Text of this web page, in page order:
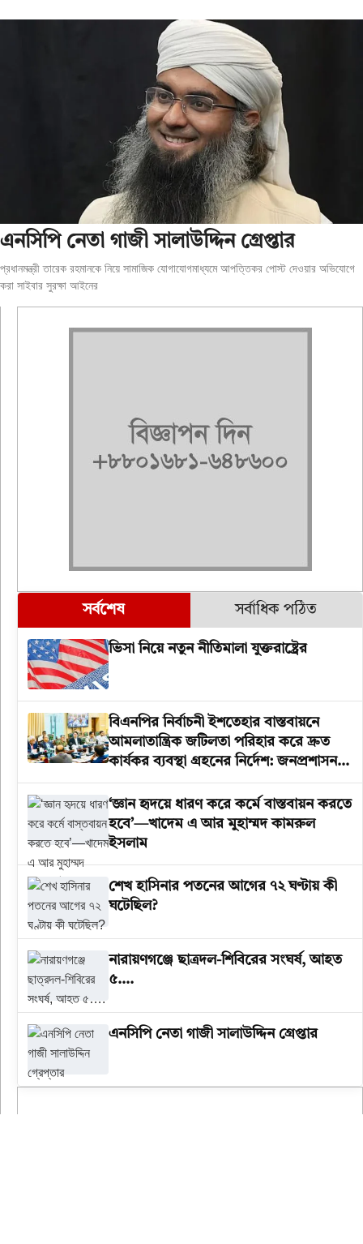
এনসিপি নেতা গাজী সালাউদ্দিন গ্রেপ্তার
প্রধানমন্ত্রী তারেক রহমানকে নিয়ে সামাজিক যোগাযোগমাধ্যমে আপত্তিকর পোস্ট দেওয়ার অভিযোগে
করা সাইবার সুরক্ষা আইনের
সর্বশেষ সর্বাধিক পঠিত
ভিসা নিয়ে নতুন নীতিমালা যুক্তরাষ্ট্রের
বিএনপির নির্বাচনী ইশতেহার বাস্তবায়নে
আমলাতান্ত্রিক জটিলতা পরিহার করে দ্রুত
কার্যকর ব্যবস্থা গ্রহনের নির্দেশ: জনপ্রশাসন
উপদেষ্টা
‘জ্ঞান হৃদয়ে ধারণ করে কর্মে বাস্তবায়ন করতে
হবে’—খাদেম এ আর মুহাম্মদ কামরুল
ইসলাম
শেখ হাসিনার পতনের আগের ৭২ ঘণ্টায় কী
ঘটেছিল?
‎নারায়ণগঞ্জে ছাত্রদল-শিবিরের সংঘর্ষ, আহত
৫….
এনসিপি নেতা গাজী সালাউদ্দিন গ্রেপ্তার